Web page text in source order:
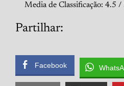
Media de Classificação: 4.5 /
Partilhar:
Facebook